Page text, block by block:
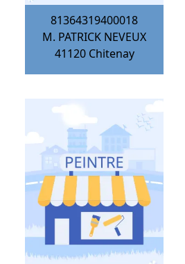
81364319400018
M. PATRICK NEVEUX
41120 Chitenay